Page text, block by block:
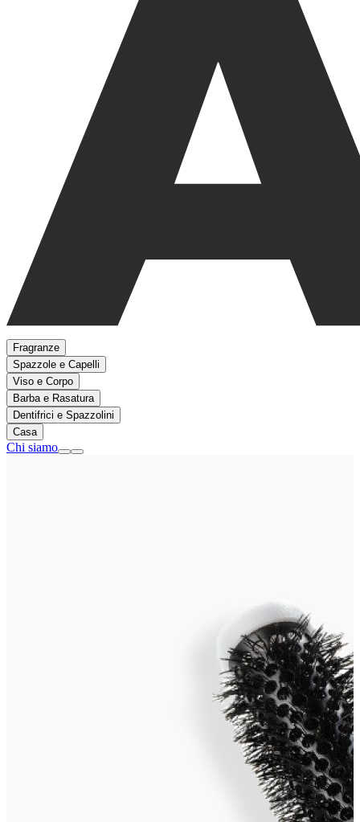
Fragranze
Spazzole e Capelli
Viso e Corpo
Barba e Rasatura
Dentifrici e Spazzolini
Casa
Chi siamo